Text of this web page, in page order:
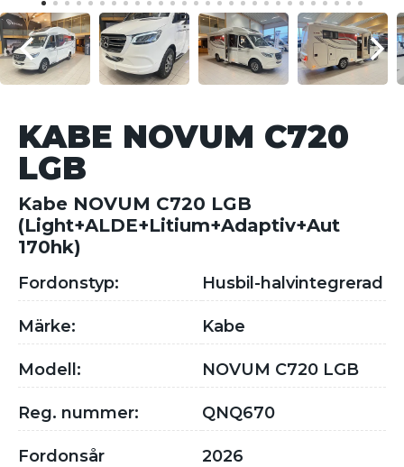
KABE NOVUM C720
LGB
Kabe NOVUM C720 LGB
(Light+ALDE+Litium+Adaptiv+Aut
170hk)
Fordonstyp: Husbil-halvintegrerad
Märke: Kabe
Modell: NOVUM C720 LGB
Reg. nummer: QNQ670
Fordonsår 2026